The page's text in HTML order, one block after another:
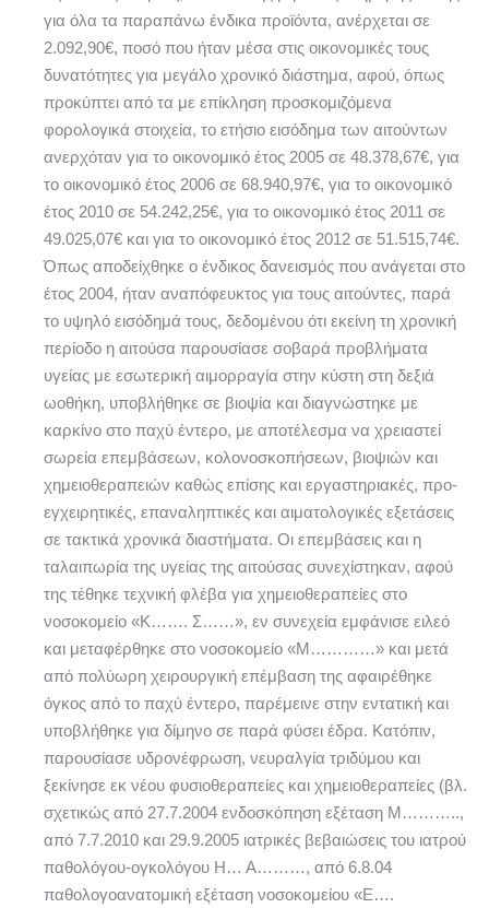
για όλα τα παραπάνω ένδικα προϊόντα, ανέρχεται σε
2.092,90€, ποσό που ήταν μέσα στις οικονομικές τους
δυνατότητες για μεγάλο χρονικό διάστημα, αφού, όπως
προκύπτει από τα με επίκληση προσκομιζόμενα
φορολογικά στοιχεία, το ετήσιο εισόδημα των αιτούντων
ανερχόταν για το οικονομικό έτος 2005 σε 48.378,67€, για
το οικονομικό έτος 2006 σε 68.940,97€, για το οικονομικό
έτος 2010 σε 54.242,25€, για το οικονομικό έτος 2011 σε
49.025,07€ και για το οικονομικό έτος 2012 σε 51.515,74€.
Όπως αποδείχθηκε ο ένδικος δανεισμός που ανάγεται στο
έτος 2004, ήταν αναπόφευκτος για τους αιτούντες, παρά
το υψηλό εισόδημά τους, δεδομένου ότι εκείνη τη χρονική
περίοδο η αιτούσα παρουσίασε σοβαρά προβλήματα
υγείας με εσωτερική αιμορραγία στην κύστη στη δεξιά
ωοθήκη, υποβλήθηκε σε βιοψία και διαγνώστηκε με
καρκίνο στο παχύ έντερο, με αποτέλεσμα να χρειαστεί
σωρεία επεμβάσεων, κολονοσκοπήσεων, βιοψιών και
χημειοθεραπειών καθώς επίσης και εργαστηριακές, προ-
εγχειρητικές, επαναληπτικές και αιματολογικές εξετάσεις
σε τακτικά χρονικά διαστήματα. Οι επεμβάσεις και η
ταλαιπωρία της υγείας της αιτούσας συνεχίστηκαν, αφού
της τέθηκε τεχνική φλέβα για χημειοθεραπείες στο
νοσοκομείο «Κ……. Σ……», εν συνεχεία εμφάνισε ειλεό
και μεταφέρθηκε στο νοσοκομείο «Μ…………» και μετά
από πολύωρη χειρουργική επέμβαση της αφαιρέθηκε
όγκος από το παχύ έντερο, παρέμεινε στην εντατική και
υποβλήθηκε για δίμηνο σε παρά φύσει έδρα. Κατόπιν,
παρουσίασε υδρονέφρωση, νευραλγία τριδύμου και
ξεκίνησε εκ νέου φυσιοθεραπείες και χημειοθεραπείες (βλ.
σχετικώς από 27.7.2004 ενδοσκόπηση εξέταση Μ………..,
από 7.7.2010 και 29.9.2005 ιατρικές βεβαιώσεις του ιατρού
παθολόγου-ογκολόγου Η… Α………, από 6.8.04
παθολογοανατομική εξέταση νοσοκομείου «Ε….